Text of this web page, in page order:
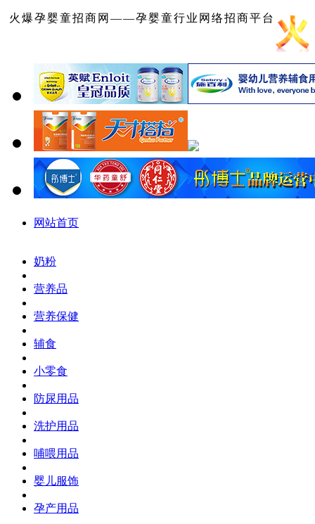
火爆孕婴童招商网——孕婴童行业网络招商平台
网站首页
奶粉
营养品
营养保健
辅食
小零食
防尿用品
洗护用品
哺喂用品
婴儿服饰
孕产用品